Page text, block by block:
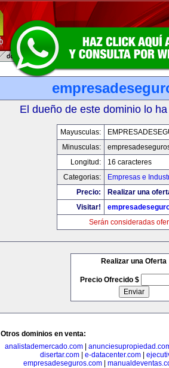
El dueño de este dominio lo
Mayusculas:
Minusculas:
Longitud:
16 caracteres
Categorias:
Empresas e
Precio:
Realizar una
Visitar!
Serán consideradas
Realizar una Oferta
Precio Ofrecido $
Otros dominios en venta:
analistademercado.com
disertar.com| e-datacenter.com|
empresadeseguros.com